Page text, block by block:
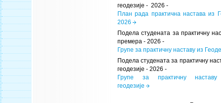
геодезије - 2026 -
План рада практична настава из
2026
Подела студената за практичну
премера - 2026 -
Групе за практичну наставу из
Подела студената за практичну
геодезије - 2026 -
Групе за практичну
геодезије